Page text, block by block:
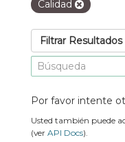
Calidad
Filtrar Resultados
Por favor intente
Usted también puede
(ver API Docs).